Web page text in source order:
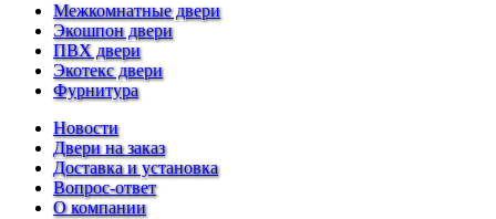
Межкомнатные двери
Экошпон двери
ПВХ двери
Экотекс двери
Фурнитура
Новости
Двери на заказ
Доставка и установка
Вопрос-ответ
О компании